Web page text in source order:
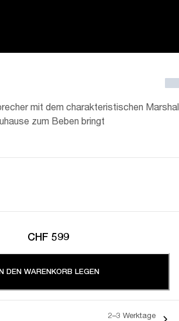
mit dem charakteristischen
zum Beben bringt
CHF 599
DEN WARENKORB LEGEN
2–3 Werktage